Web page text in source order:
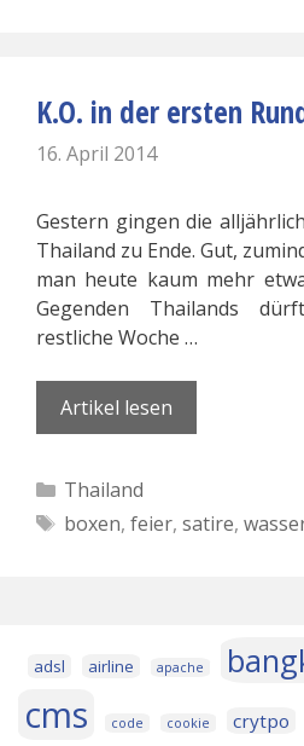
K.O. in der ersten
16. April 2014
Gestern gingen die
Thailand zu Ende. Gut,
man heute kaum mehr
Gegenden Thailands
restliche Woche …
Artikel lesen
Kategorien
Thailand
Schlagwörter
boxen, feier, satire,
adsl airline apache
cms code cookie crytpo